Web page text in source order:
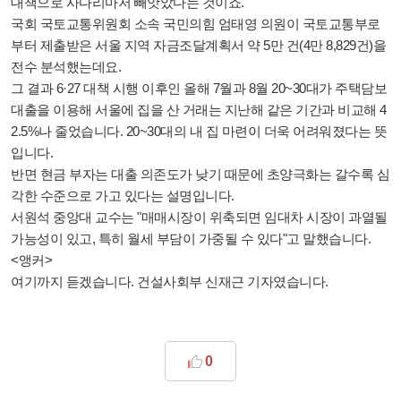
국회 국토교통위원회 소속 국민의힘 엄태영 의원이 국토교통부로
부터 제출받은 서울 지역 자금조달계획서 약 5만 건(4만 8,829건)을
전수 분석했는데요.
그 결과 6·27 대책 시행 이후인 올해 7월과 8월 20~30대가 주택담보
대출을 이용해 서울에 집을 산 거래는 지난해 같은 기간과 비교해 4
2.5%나 줄었습니다. 20~30대의 내 집 마련이 더욱 어려워졌다는 뜻
입니다.
반면 현금 부자는 대출 의존도가 낮기 때문에 초양극화는 갈수록 심
각한 수준으로 가고 있다는 설명입니다.
서원석 중앙대 교수는 "매매시장이 위축되면 임대차 시장이 과열될
가능성이 있고, 특히 월세 부담이 가중될 수 있다"고 말했습니다.
<앵커>
여기까지 듣겠습니다. 건설사회부 신재근 기자였습니다.
0